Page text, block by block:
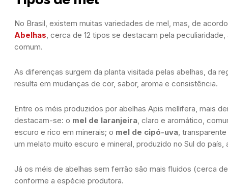
No Brasil, existem muitas variedades de mel, mas, de
Abelhas, cerca de 12 tipos se destacam pela
comum.
As diferenças surgem da planta visitada pelas abelhas, da
resulta em mudanças de cor, sabor, aroma e consistência.
Entre os méis produzidos por abelhas Apis mellifera, mais
destacam-se: o mel de laranjeira, claro e aromático,
escuro e rico em minerais; o mel de cipó-uva,
um melato muito escuro e mineral, produzido no Sul do
Já os méis de abelhas sem ferrão são mais fluidos (cerca
conforme a espécie produtora.